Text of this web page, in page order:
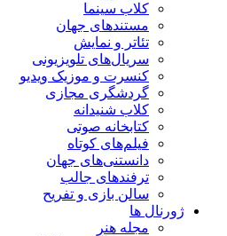
کلاب سینما
مستندهای جهان
تئاتر و نمایش
سریال‌های تلویزیونی
کنسرت و موزیک ویدیو
گردشگری مجازی
کلاب شنیدانه
کتابخانه صوتی
فیلم‌های کوتاه
دانستنی‌های جهان
ترفندهای جالب
سالن بازی و تفریح
ژورنال ها
مجله هنر